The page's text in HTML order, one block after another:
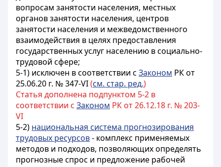
вопросам занятости населения, местных
органов занятости населения, центров
занятости населения и межведомственного
взаимодействия в целях предоставления
государственных услуг населению в социально-
трудовой сфере;
5-1) исключен в соответствии с Законом РК от
25.06.20 г. № 347-VI(см. стар. ред.)
Статья дополнена подпунктом 5-2 в
соответствии с Законом РК от 26.12.18 г. № 203-
VI
5-2) национальная система прогнозирования
трудовых ресурсов- комплекс применяемых
методов и подходов, позволяющих определять
прогнозные спрос и предложение рабочей